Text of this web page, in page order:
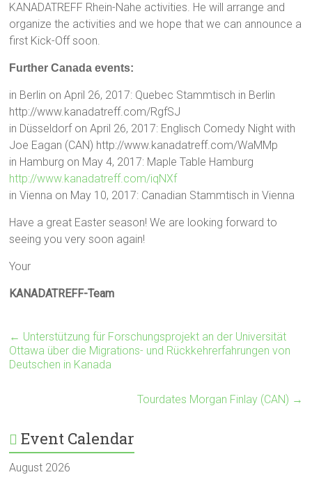
KANADATREFF Rhein-Nahe activities. He will arrange and
organize the activities and we hope that we can announce a
first Kick-Off soon.
Further Canada events:
in Berlin on April 26, 2017: Quebec Stammtisch in Berlin
http://www.kanadatreff.com/RgfSJ
in Düsseldorf on April 26, 2017: Englisch Comedy Night with
Joe Eagan (CAN) http://www.kanadatreff.com/WaMMp
in Hamburg on May 4, 2017: Maple Table Hamburg
http://www.kanadatreff.com/iqNXf
in Vienna on May 10, 2017: Canadian Stammtisch in Vienna
Have a great Easter season! We are looking forward to
seeing you very soon again!
Your
KANADATREFF-Team
← Unterstützung für Forschungsprojekt an der Universität
Ottawa über die Migrations- und Rückkehrerfahrungen von
Deutschen in Kanada
Tourdates Morgan Finlay (CAN) →
Event Calendar
August 2026